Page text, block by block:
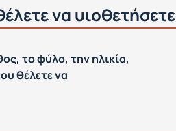
να υιοθετήσετε
το φύλο, την ηλικία,
θέλετε να